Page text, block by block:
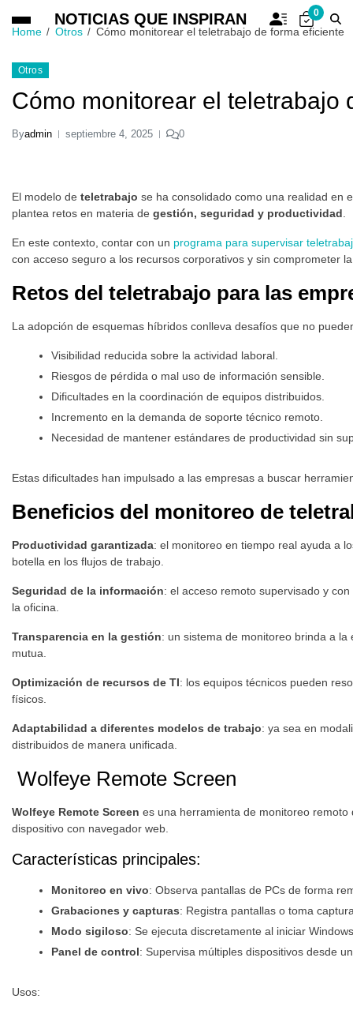
NOTICIAS QUE INSPIRAN 0
Home Otros Cómo monitorear el teletrabajo de forma eficiente
Otros
Cómo monitorear el teletrabajo
Byadmin septiembre 4, 2025 0
El modelo de teletrabajo se ha consolidado como una realidad en
plantea retos en materia de gestión, seguridad y productividad
En este contexto, contar con un programa para supervisar
con acceso seguro a los recursos corporativos y sin comprometer
Retos del teletrabajo para las
La adopción de esquemas híbridos conlleva desafíos que no
Visibilidad reducida sobre la actividad laboral.
Riesgos de pérdida o mal uso de información sensible.
Dificultades en la coordinación de equipos distribuidos.
Incremento en la demanda de soporte técnico remoto.
Necesidad de mantener estándares de productividad sin
Estas dificultades han impulsado a las empresas a buscar
Beneficios del monitoreo de
Productividad garantizada: el monitoreo en tiempo real ayuda a
botella en los flujos de trabajo.
Seguridad de la información: el acceso remoto supervisado y
la oficina.
Transparencia en la gestión: un sistema de monitoreo brinda a
mutua.
Optimización de recursos de TI: los equipos técnicos pueden
físicos.
Adaptabilidad a diferentes modelos de trabajo: ya sea en
distribuidos de manera unificada.
Wolfeye Remote Screen
Wolfeye Remote Screen es una herramienta de monitoreo
dispositivo con navegador web.
Características principales:
Monitoreo en vivo: Observa pantallas de PCs de forma
Grabaciones y capturas: Registra pantallas o toma
Modo sigiloso: Se ejecuta discretamente al iniciar
Panel de control: Supervisa múltiples dispositivos desde
Usos: